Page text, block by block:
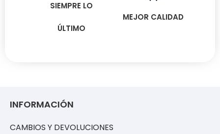
SIEMPRE LO
ÚLTIMO
MEJOR CALIDAD
INFORMACIÓN
CAMBIOS Y DEVOLUCIONES